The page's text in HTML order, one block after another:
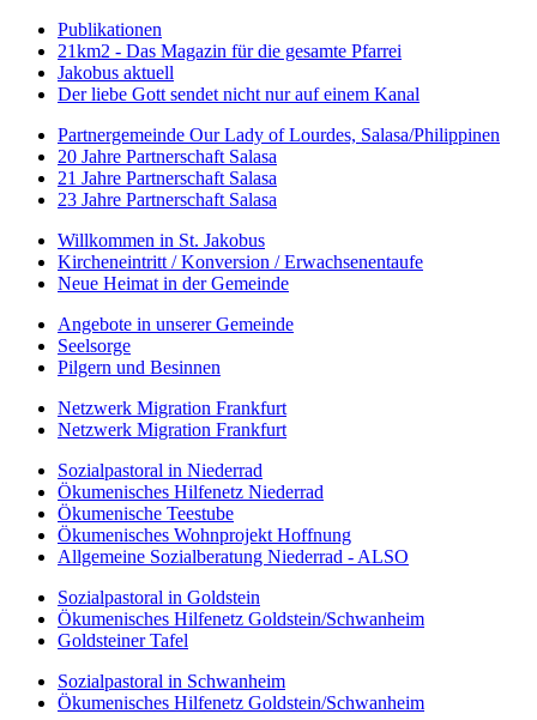
Publikationen
21km2 - Das Magazin für die gesamte Pfarrei
Jakobus aktuell
Der liebe Gott sendet nicht nur auf einem Kanal
Partnergemeinde Our Lady of Lourdes, Salasa/Philippinen
20 Jahre Partnerschaft Salasa
21 Jahre Partnerschaft Salasa
23 Jahre Partnerschaft Salasa
Willkommen in St. Jakobus
Kircheneintritt / Konversion / Erwachsenentaufe
Neue Heimat in der Gemeinde
Angebote in unserer Gemeinde
Seelsorge
Pilgern und Besinnen
Netzwerk Migration Frankfurt
Netzwerk Migration Frankfurt
Sozialpastoral in Niederrad
Ökumenisches Hilfenetz Niederrad
Ökumenische Teestube
Ökumenisches Wohnprojekt Hoffnung
Allgemeine Sozialberatung Niederrad - ALSO
Sozialpastoral in Goldstein
Ökumenisches Hilfenetz Goldstein/Schwanheim
Goldsteiner Tafel
Sozialpastoral in Schwanheim
Ökumenisches Hilfenetz Goldstein/Schwanheim